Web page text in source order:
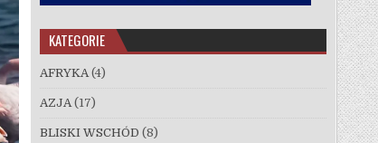
KATEGORIE
AFRYKA (4)
AZJA (17)
BLISKI WSCHÓD (8)